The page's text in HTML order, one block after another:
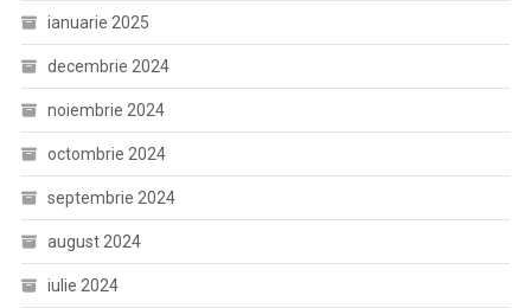
ianuarie 2025
decembrie 2024
noiembrie 2024
octombrie 2024
septembrie 2024
august 2024
iulie 2024